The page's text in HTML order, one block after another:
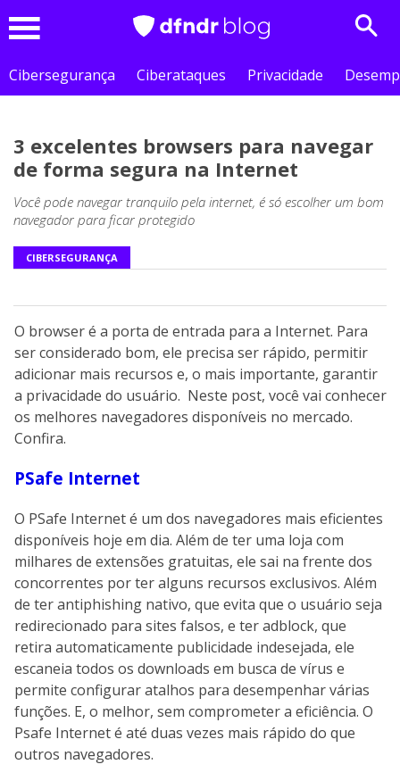
Cibersegurança
Ciberataques Privacidade
3 excelentes browsers para navegar
de forma segura na Internet
Você pode navegar tranquilo pela internet, é só escolher um bom
navegador para ficar protegido
CIBERSEGURANÇA
O browser é a porta de entrada para a Internet. Para
ser considerado bom, ele precisa ser rápido, permitir
adicionar mais recursos e, o mais importante, garantir
a privacidade do usuário. Neste post, você vai conhecer
os melhores navegadores disponíveis no mercado.
Confira.
PSafe Internet
O PSafe Internet é um dos navegadores mais eficientes
disponíveis hoje em dia. Além de ter uma loja com
milhares de extensões gratuitas, ele sai na frente dos
concorrentes por ter alguns recursos exclusivos. Além
de ter antiphishing nativo, que evita que o usuário seja
redirecionado para sites falsos, e ter adblock, que
retira automaticamente publicidade indesejada, ele
escaneia todos os downloads em busca de vírus e
permite configurar atalhos para desempenhar várias
funções. E, o melhor, sem comprometer a eficiência. O
Psafe Internet é até duas vezes mais rápido do que
outros navegadores.